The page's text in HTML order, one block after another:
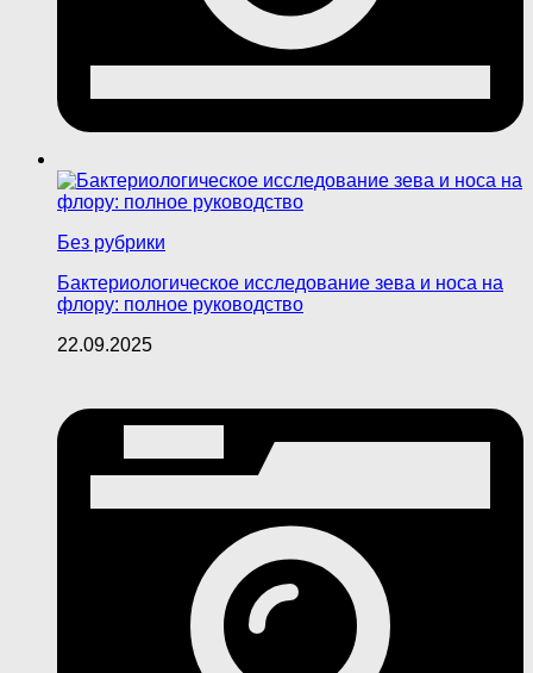
Без рубрики
Бактериологическое исследование зева и носа на
флору: полное руководство
22.09.2025